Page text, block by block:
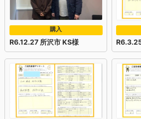
購入
R6.12.27 所沢市 KS様